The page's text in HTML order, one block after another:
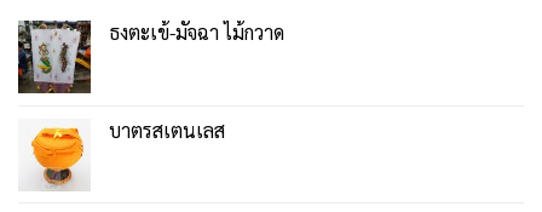
ธงตะเข้-มัจฉา ไม้กวาด
บาตรสเตนเลส